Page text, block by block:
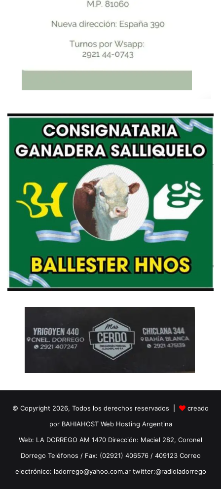
© Copyright 2026, Todos los derechos reservados |
creado
por BAHIAHOST Web Hosting Argentina
Web: LA DORREGO AM 1470 Dirección: Maciel 282, Coronel
Dorrego Teléfonos / Fax: (02921) 406576 / 409123 Correo
electrónico: ladorrego@yahoo.com.ar twitter:@radioladorrego